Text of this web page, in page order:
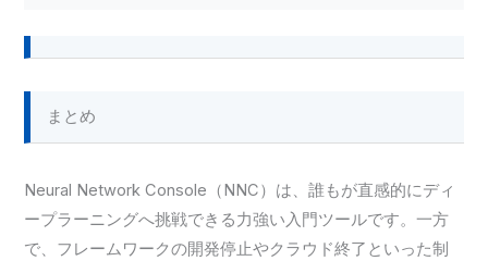
まとめ
Neural Network Console（NNC）は、誰もが直感的にディ
ープラーニングへ挑戦できる力強い入門ツールです。一方
で、フレームワークの開発停止やクラウド終了といった制